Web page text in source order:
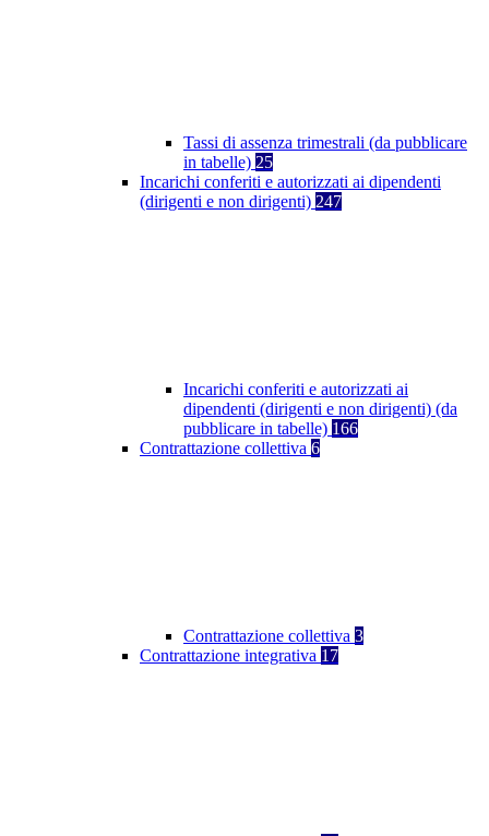
Tassi di assenza trimestrali (da pubblicare
in tabelle) 25
Incarichi conferiti e autorizzati ai dipendenti
(dirigenti e non dirigenti) 247
Incarichi conferiti e autorizzati ai
dipendenti (dirigenti e non dirigenti) (da
pubblicare in tabelle) 166
Contrattazione collettiva 6
Contrattazione collettiva 3
Contrattazione integrativa 17